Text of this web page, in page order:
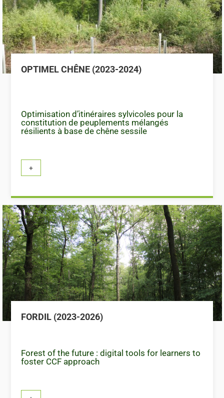
OPTIMEL CHÊNE (2023-2024)
Optimisation d’itinéraires sylvicoles pour la
constitution de peuplements mélangés
résilients à base de chêne sessile
FORDIL (2023-2026)
Forest of the future : digital tools for learners to
foster CCF approach